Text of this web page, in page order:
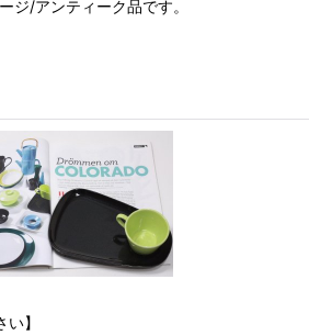
/アンティーク品です。
】